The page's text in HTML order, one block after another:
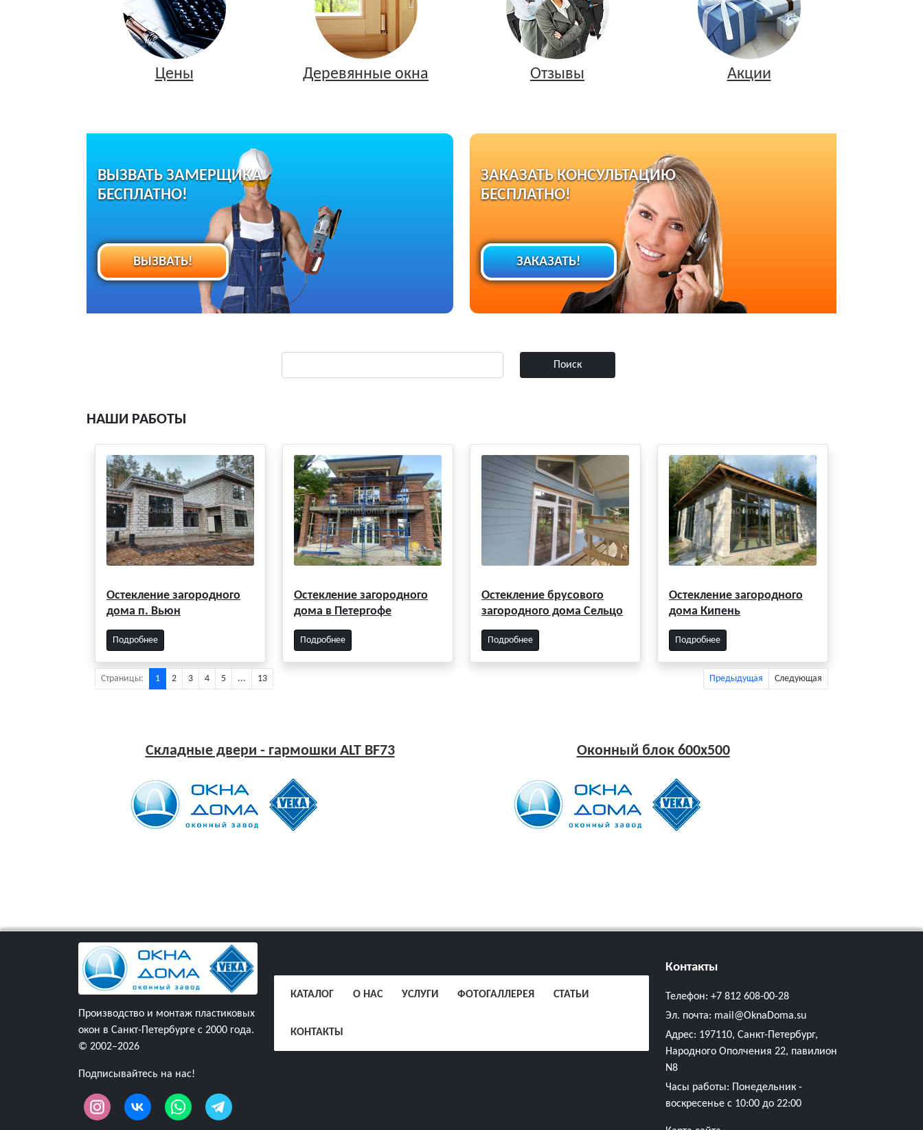
Цены Деревянные окна Отзывы Акции
ВЫЗВАТЬ ЗАМЕРЩИКА
БЕСПЛАТНО!
ВЫЗВАТЬ!
ЗАКАЗАТЬ КОНСУЛЬТАЦИЮ
БЕСПЛАТНО!
ЗАКАЗАТЬ!
НАШИ РАБОТЫ
Остекление загородного
дома п. Вьюн
Подробнее
Остекление загородного
дома в Петергофе
Подробнее
Остекление брусового
загородного дома Сельцо
Подробнее
Остекление загородного
дома Кипень
Подробнее
Страницы: 1 2 3 4 5 ... 13 Предыдущая Следующая
Складные двери - гармошки ALT BF73 Оконный блок 600x500
Производство и монтаж пластиковых
окон в Санкт-Петербурге с 2000 года.
© 2002–2026
Подписывайтесь на нас!
КАТАЛОГ О НАС УСЛУГИ ФОТОГАЛЛЕРЕЯ СТАТЬИ
КОНТАКТЫ
Контакты
Телефон: +7 812 608-00-28
Эл. почта: mail@OknaDoma.su
Адрес: 197110, Санкт-Петербург,
Народного Ополчения 22, павилион
N8
Часы работы: Понедельник -
воскресенье с 10:00 до 22:00